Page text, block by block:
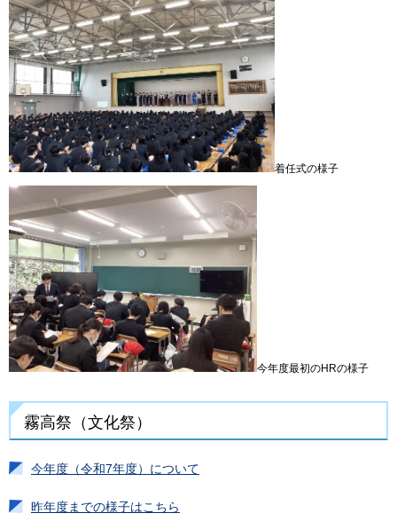
着任式の様子
今年度最初のHRの様子
霧高祭（文化祭）
今年度（令和7年度）について
昨年度までの様子はこちら